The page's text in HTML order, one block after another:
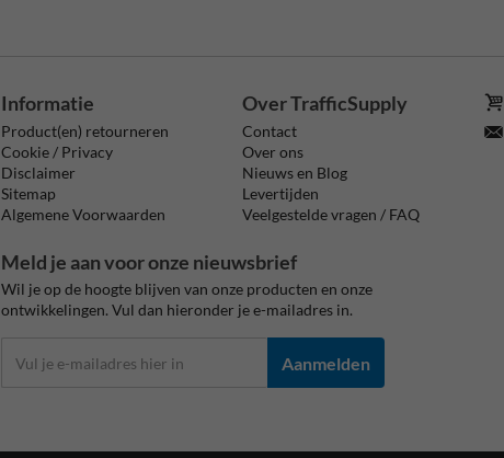
Informatie
Product(en) retourneren
Cookie / Privacy
Disclaimer
Sitemap
Algemene Voorwaarden
Over TrafficSupply
Contact
Over ons
Nieuws en Blog
Levertijden
Veelgestelde vragen / FAQ
Meld je aan voor onze nieuwsbrief
Wil je op de hoogte blijven van onze producten en onze
ontwikkelingen. Vul dan hieronder je e-mailadres in.
Aanmelden